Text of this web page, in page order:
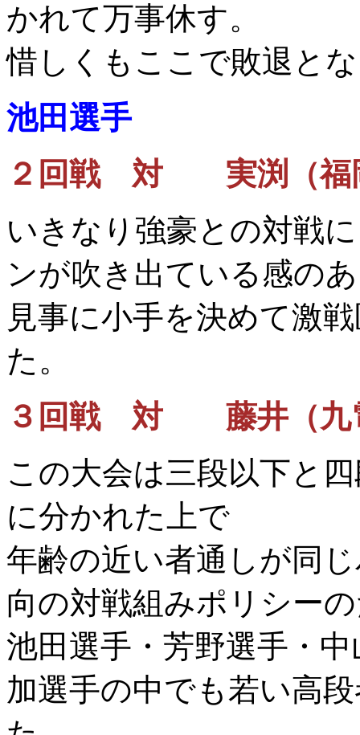
かれて万事休す。
惜しくもここで敗退と
池田選手
２回戦 対 実渕（福
いきなり強豪との対戦
ンが吹き出ている感の
見事に小手を決めて激
た。
３回戦 対 藤井（九
この大会は三段以下と
に分かれた上で
年齢の近い者通しが同
向の対戦組みポリシー
池田選手・芳野選手・
加選手の中でも若い高